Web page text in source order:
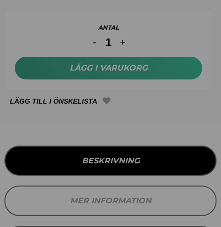
ANTAL
LÄGG I VARUKORG
BESKRIVNING
MER INFORMATION